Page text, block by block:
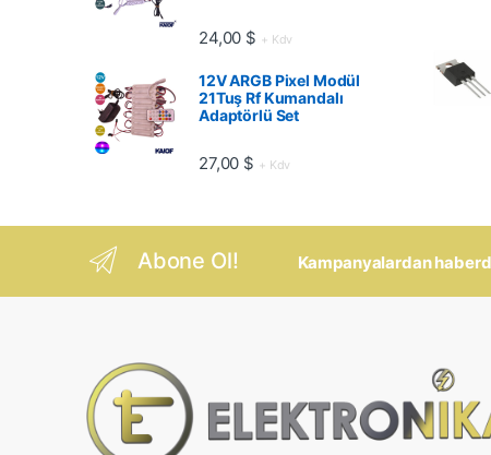
24,00 $ + Kdv
12V ARGB Pixel Modül
21Tuş Rf Kumandalı
Adaptörlü Set
27,00 $ + Kdv
Abone Ol! Kampanyalardan